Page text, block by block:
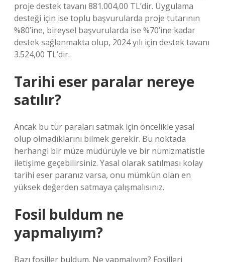
proje destek tavanı 881.004,00 TL’dir. Uygulama
desteği için ise toplu başvurularda proje tutarının
%80’ine, bireysel başvurularda ise %70’ine kadar
destek sağlanmakta olup, 2024 yılı için destek tavanı
3.524,00 TL’dir.
Tarihi eser paralar nereye
satılır?
Ancak bu tür paraları satmak için öncelikle yasal
olup olmadıklarını bilmek gerekir. Bu noktada
herhangi bir müze müdürüyle ve bir nümizmatistle
iletişime geçebilirsiniz. Yasal olarak satılması kolay
tarihi eser paranız varsa, onu mümkün olan en
yüksek değerden satmaya çalışmalısınız.
Fosil buldum ne
yapmalıyım?
Bazı fosiller buldum. Ne yapmalıyım? Fosilleri